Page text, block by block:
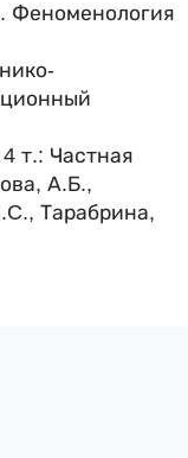
Феноменология
т.: Частная
А.Б.,
Тарабрина,